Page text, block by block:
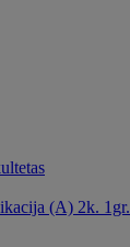
(A) 2k. 1gr.